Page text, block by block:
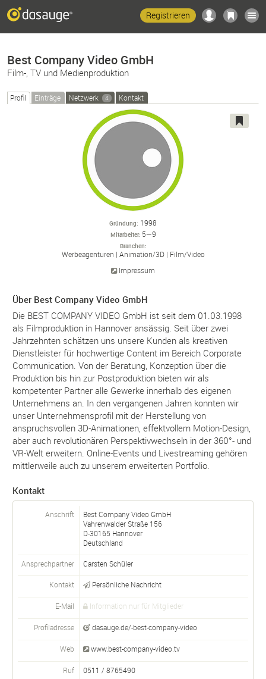
Registrieren
Best Company Video GmbH
Film-, TV und Medienproduktion
Profil Einträge Netzwerk 4 Kontakt
Gründung 1998
Mitarbeiter 5—9
Branchen
Werbeagenturen Animation/3D Film/Video
Impressum
Über Best Company Video GmbH
Die BEST COMPANY VIDEO GmbH ist seit dem 01.03.1998
als Filmproduktion in Hannover ansässig. Seit über zwei
Jahrzehnten schätzen uns unsere Kunden als kreativen
Dienstleister für hochwertige Content im Bereich Corporate
Communication. Von der Beratung, Konzeption über die
Produktion bis hin zur Postproduktion bieten wir als
kompetenter Partner alle Gewerke innerhalb des eigenen
Unternehmens an. In den vergangenen Jahren konnten wir
unser Unternehmensprofil mit der Herstellung von
anspruchsvollen 3D-Animationen, effektvollem Motion-Design,
aber auch revolutionären Perspektivwechseln in der 360°- und
VR-Welt erweitern. Online-Events und Livestreaming gehören
mittlerweile auch zu unserem erweiterten Portfolio.
Kontakt
Anschrift
Best Company Video GmbH
Vahrenwalder Straße 156
D-30165 Hannover
Deutschland
Ansprechpartner Carsten Schüler
Kontakt Persönliche Nachricht
E-Mail Information nur für Mitglieder
Profiladresse dasauge.de/-best-company-video
Web www.best-company-video.tv
Ruf 0511 / 8765490